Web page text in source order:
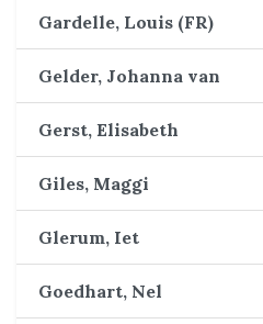
Gardelle, Louis (FR)
Gelder, Johanna van
Gerst, Elisabeth
Giles, Maggi
Glerum, Iet
Goedhart, Nel